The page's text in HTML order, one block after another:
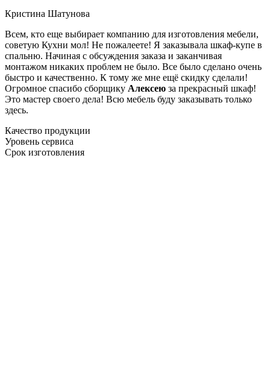
Кристина Шатунова
Всем, кто еще выбирает компанию для изготовления мебели,
советую Кухни мол! Не пожалеете! Я заказывала шкаф-купе в
спальню. Начиная с обсуждения заказа и заканчивая
монтажом никаких проблем не было. Все было сделано очень
быстро и качественно. К тому же мне ещё скидку сделали!
Огромное спасибо сборщику Алексею за прекрасный шкаф!
Это мастер своего дела! Всю мебель буду заказывать только
здесь.
Качество продукции
Уровень сервиса
Срок изготовления